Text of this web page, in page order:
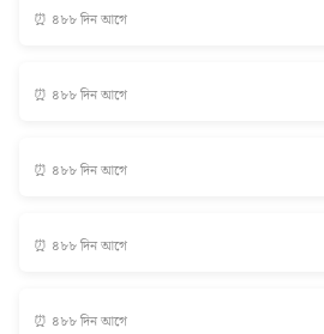
⏰ ৪৮৮ দিন আগে
⏰ ৪৮৮ দিন আগে
⏰ ৪৮৮ দিন আগে
⏰ ৪৮৮ দিন আগে
⏰ ৪৮৮ দিন আগে